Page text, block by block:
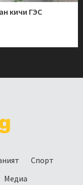
кичи ГЭС
Спорт
Медиа